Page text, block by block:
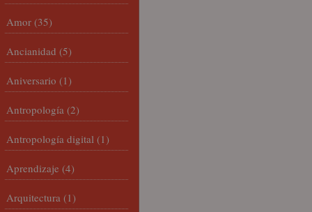
Amor (35)
Ancianidad (5)
Aniversario (1)
Antropología (2)
Antropología digital (1)
Aprendizaje (4)
Arquitectura (1)